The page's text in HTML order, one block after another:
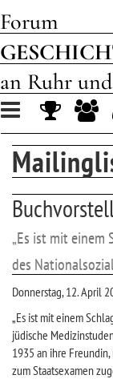
Forum
an Ruhr
Toggle
navigation
„Es ist mit einem
des
Donnerstag, 12. April
„Es ist mit einem
jüdische
1935 an ihre
zum Staatsexamen